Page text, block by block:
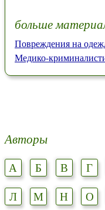
больше
Повреждения на
Медико-
Авторы
А Б В Г
Л
М Н О